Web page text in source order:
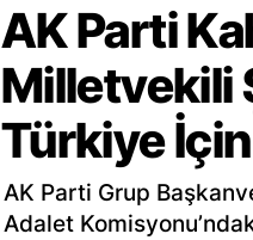
AK Parti
Milletvekili
Türkiye
AK Parti Grup
Adalet